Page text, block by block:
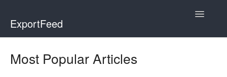
ExportFeed
Toggle
Most Popular Articles